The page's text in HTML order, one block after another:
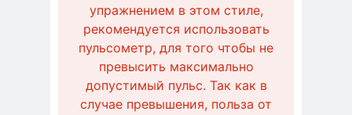
упражнением в этом стиле,
рекомендуется использовать
пульсометр, для того чтобы не
превысить максимально
допустимый пульс. Так как в
случае превышения, польза от